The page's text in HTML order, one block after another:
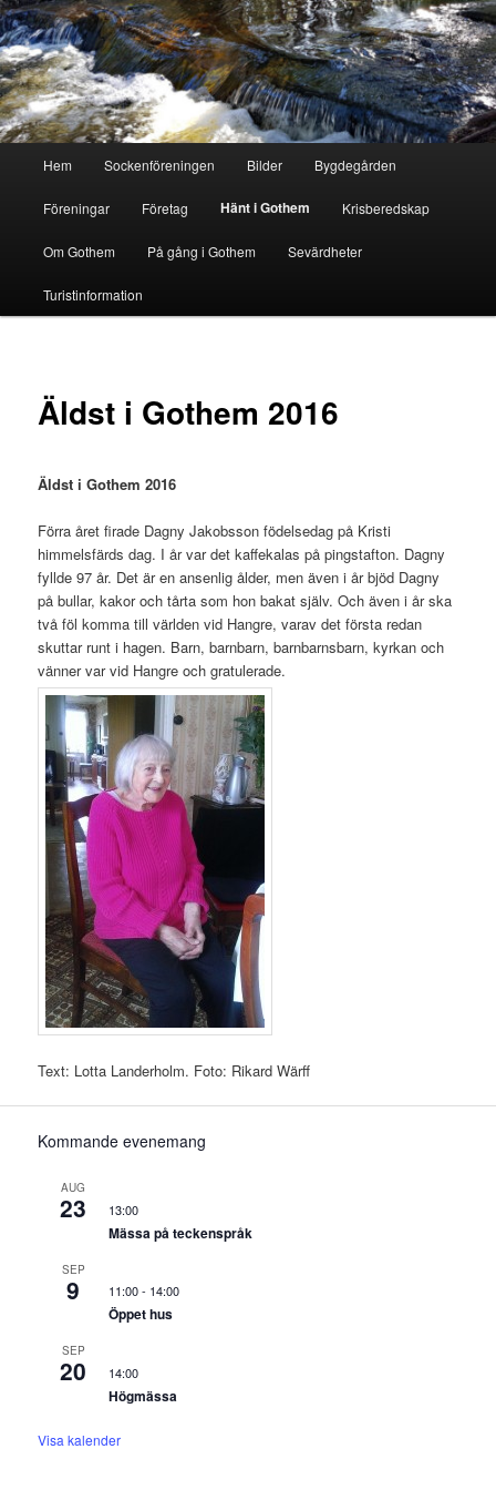
Hoppa
till
primärt
innehållGothem.se
Hem Sockenföreningen Bilder Bygdegården
Föreningar Företag Hänt i Gothem Krisberedskap
Om Gothem På gång i Gothem Sevärdheter
Turistinformation
Äldst i Gothem 2016
Äldst i Gothem 2016
Förra året firade Dagny Jakobsson födelsedag på Kristi
himmelsfärds dag. I år var det kaffekalas på pingstafton. Dagny
fyllde 97 år. Det är en ansenlig ålder, men även i år bjöd Dagny
på bullar, kakor och tårta som hon bakat själv. Och även i år ska
två föl komma till världen vid Hangre, varav det första redan
skuttar runt i hagen. Barn, barnbarn, barnbarnsbarn, kyrkan och
vänner var vid Hangre och gratulerade.
Text: Lotta Landerholm. Foto: Rikard Wärff
Kommande evenemang
AUG
23 13:00
Mässa på teckenspråk
SEP
9 11:00- 14:00
Öppet hus
SEP
20 14:00
Högmässa
Visa kalender